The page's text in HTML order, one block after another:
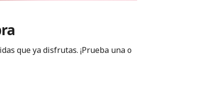
que ya disfrutas. ¡Prueba una o